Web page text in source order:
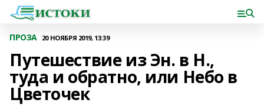
ПРОЗА 20 НОЯБРЯ 2019, 13:39
Путешествие из Эн. в Н.,
туда и обратно, или Небо в
Цветочек